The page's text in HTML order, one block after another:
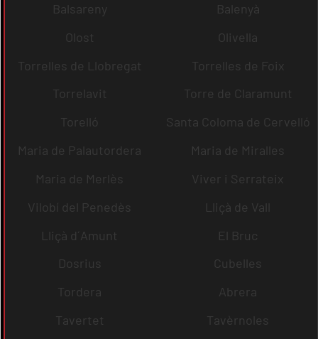
Balsareny
Balenyà
Olost
Olivella
Torrelles de Llobregat
Torrelles de Foix
Torrelavit
Torre de Claramunt
Torelló
Santa Coloma de Cervelló
Maria de Palautordera
Maria de Miralles
Maria de Merlès
Viver i Serrateix
Vilobí del Penedès
Lliçà de Vall
Lliçà d´Amunt
El Bruc
Dosrius
Cubelles
Tordera
Abrera
Tavertet
Tavèrnoles